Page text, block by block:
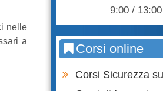
nelle
a
9:00 / 13:00
Corsi online
Corsi Sicurezza